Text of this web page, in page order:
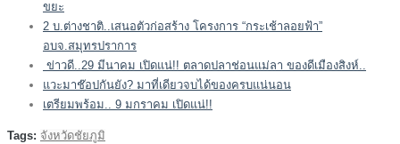
ขยะ
2 บ.ต่างชาติ..เสนอตัวก่อสร้าง โครงการ “กระเช้าลอยฟ้า”
อบจ.สมุทรปราการ
ข่าวดี..29 มีนาคม เปิดแน่!! ตลาดปลาช่อนแม่ลา ของดีเมืองสิงห์..
แวะมาช๊อปกันยัง? มาที่เดียวจบได้ของครบแน่นอน
เตรียมพร้อม.. 9 มกราคม เปิดแน่!!
Tags: จังหวัดชัยภูมิ